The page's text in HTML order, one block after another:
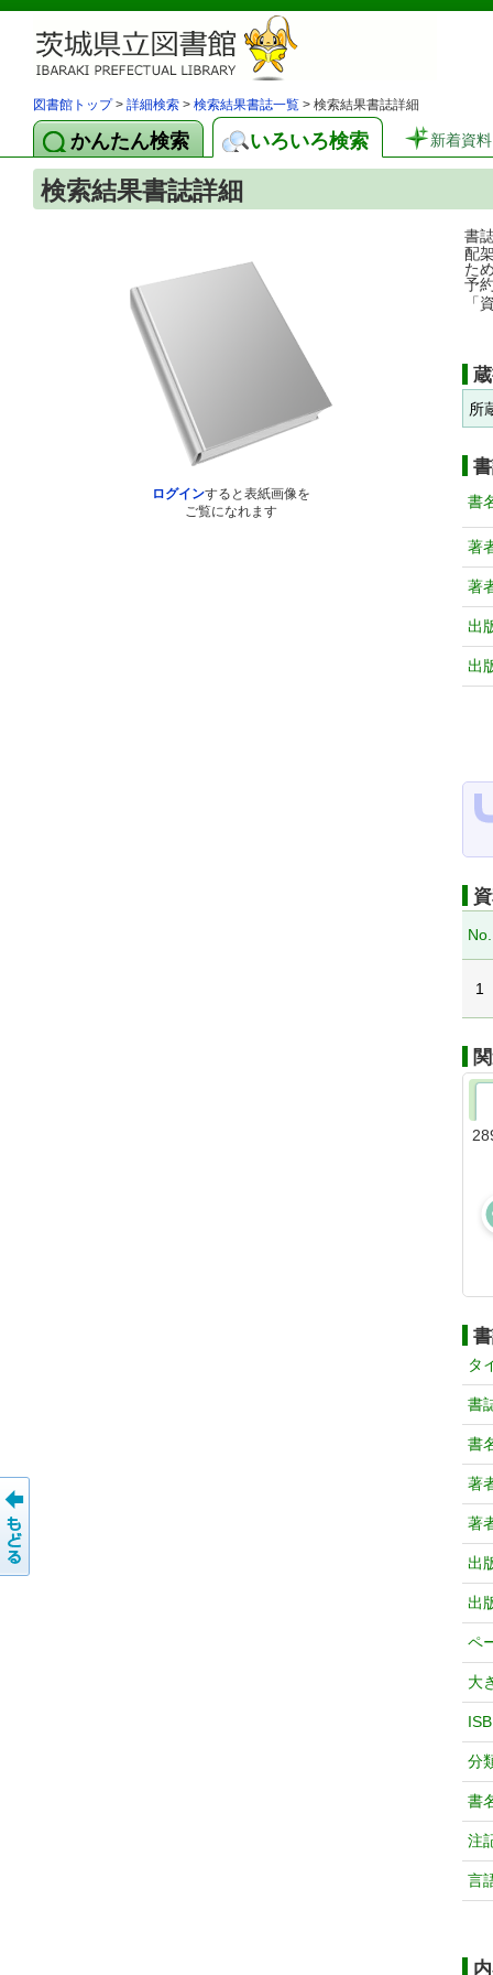
図書館トップ> 詳細検索 > 検索結果書誌一覧 > 検索結果書誌詳細
かんたん検索 いろいろ検索 新着資料
検索結果書誌詳細
ログインすると表紙画像を
ご覧になれます
書
配
た
予
「
所
書
著
著
出
出
No.
1
タ
書
書
著
著
出
出
ペ
大
分
書
注
言